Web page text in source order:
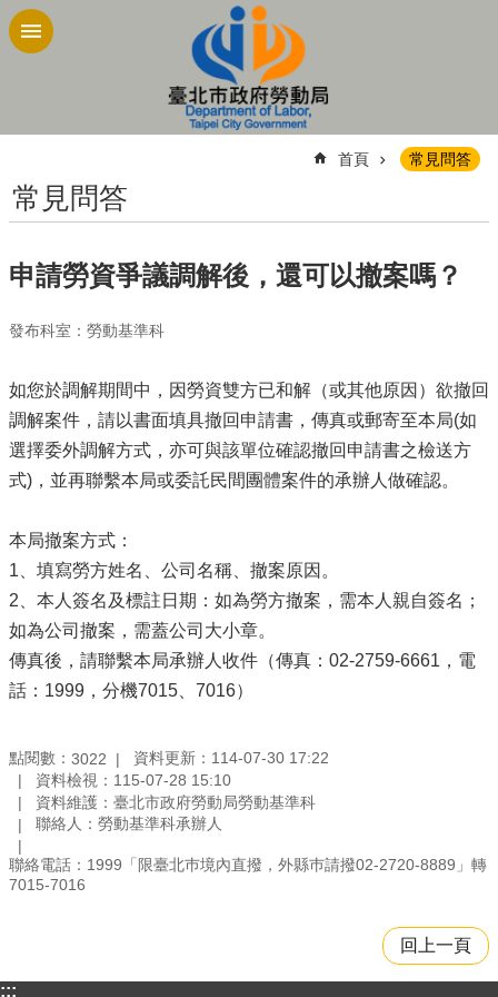
跳到主要內容區塊
首頁 常見問答
常見問答
申請勞資爭議調解後，還可以撤案嗎？
發布科室：勞動基準科
如您於調解期間中，因勞資雙方已和解（或其他原因）欲撤回
調解案件，請以書面填具撤回申請書，傳真或郵寄至本局(如
選擇委外調解方式，亦可與該單位確認撤回申請書之檢送方
式)，並再聯繫本局或委託民間團體案件的承辦人做確認。
本局撤案方式：
1、填寫勞方姓名、公司名稱、撤案原因。
2、本人簽名及標註日期：如為勞方撤案，需本人親自簽名；
如為公司撤案，需蓋公司大小章。
傳真後，請聯繫本局承辦人收件（傳真：02-2759-6661，電
話：1999，分機7015、7016）
點閱數： 3022
資料更新：114-07-30 17:22
資料檢視：115-07-28 15:10
資料維護：臺北市政府勞動局勞動基準科
聯絡人：勞動基準科承辦人
聯絡電話：1999「限臺北巿境內直撥，外縣巿請撥02-2720-8889」轉
7015-7016
回上一頁
:::